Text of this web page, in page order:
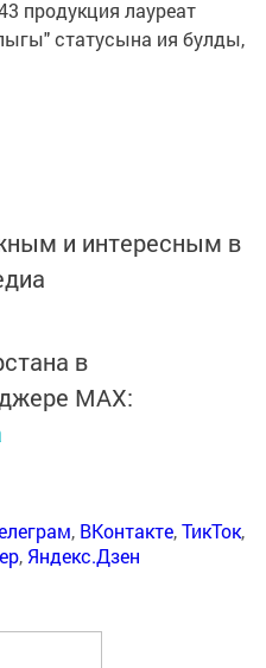
продукция лауреат
статусына ия булды,
и интересным в
в
MАХ:
, ВКонтакте,ТикТок,
, Яндекс.Дзен